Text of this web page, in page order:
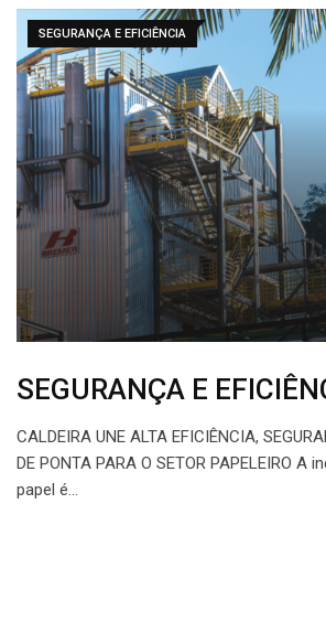
SEGURANÇA E EFICIÊNCIA
SEGURANÇA E
CALDEIRA UNE ALTA EFICIÊNCIA,
DE PONTA PARA O SETOR PAPELEIRO A
papel é…